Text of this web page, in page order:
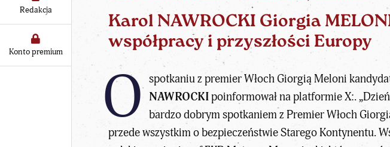
Redakcja
Konto premium
Karol NAWROCKI Giorgia
współpracy i przyszłości Europy
O spotkaniu z premier Włoch Giorgią Meloni
NAWROCKIpoinformował na platformie X:.
bardzo dobrym spotkaniem z Premier Włoch
przede wszystkim o bezpieczeństwie Starego Kontynentu.